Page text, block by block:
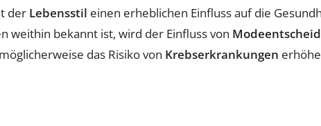
der Lebensstil einen erheblichen Einfluss auf die
weithin bekannt ist, wird der Einfluss von
möglicherweise das Risiko von Krebserkrankungen